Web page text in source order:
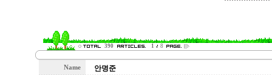
390 1 8
Name 안명준